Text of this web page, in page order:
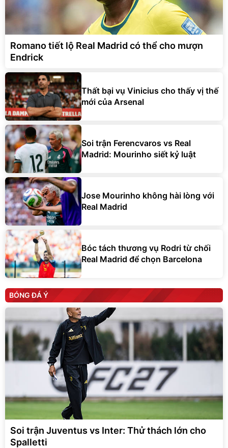
Romano tiết lộ Real Madrid có thể cho mượn
Endrick
Thất bại vụ Vinicius cho thấy vị thế
mới của Arsenal
Soi trận Ferencvaros vs Real
Madrid: Mourinho siết kỷ luật
Jose Mourinho không hài lòng với
Real Madrid
Bóc tách thương vụ Rodri từ chối
Real Madrid để chọn Barcelona
BÓNG ĐÁ Ý
Soi trận Juventus vs Inter: Thử thách lớn cho
Spalletti